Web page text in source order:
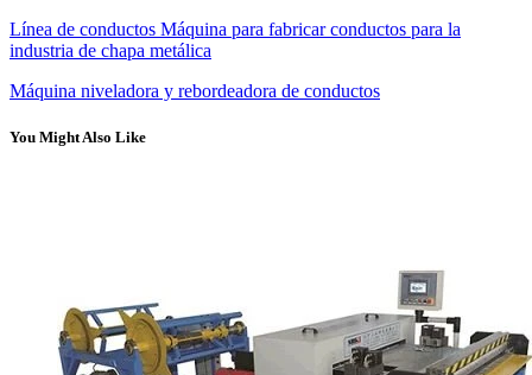
Línea de conductos Máquina para fabricar conductos para la
industria de chapa metálica
Máquina niveladora y rebordeadora de conductos
You Might Also Like